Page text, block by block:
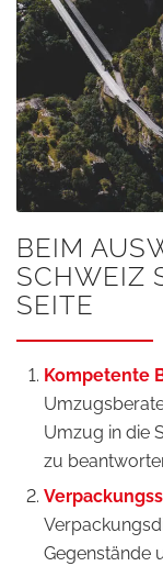
BEIM
SCHWEIZ
SEITE
Kompetente
Umzug in die
zu
Gegenstände